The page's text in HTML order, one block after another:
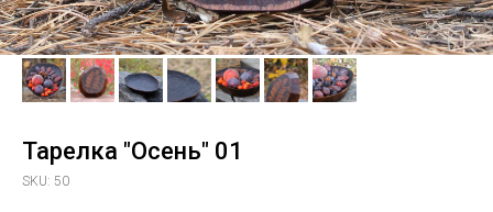
Тарелка "Осень" 01
SKU: 50